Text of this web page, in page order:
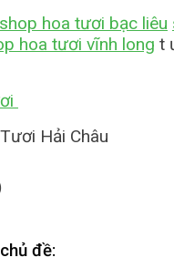
shop hoa tươi bạc liêu
hoa tươi vĩnh long t
Hải Châu
đề: